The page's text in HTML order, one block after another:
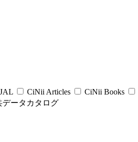
CiNii Articles CiNii Books
データカタログ